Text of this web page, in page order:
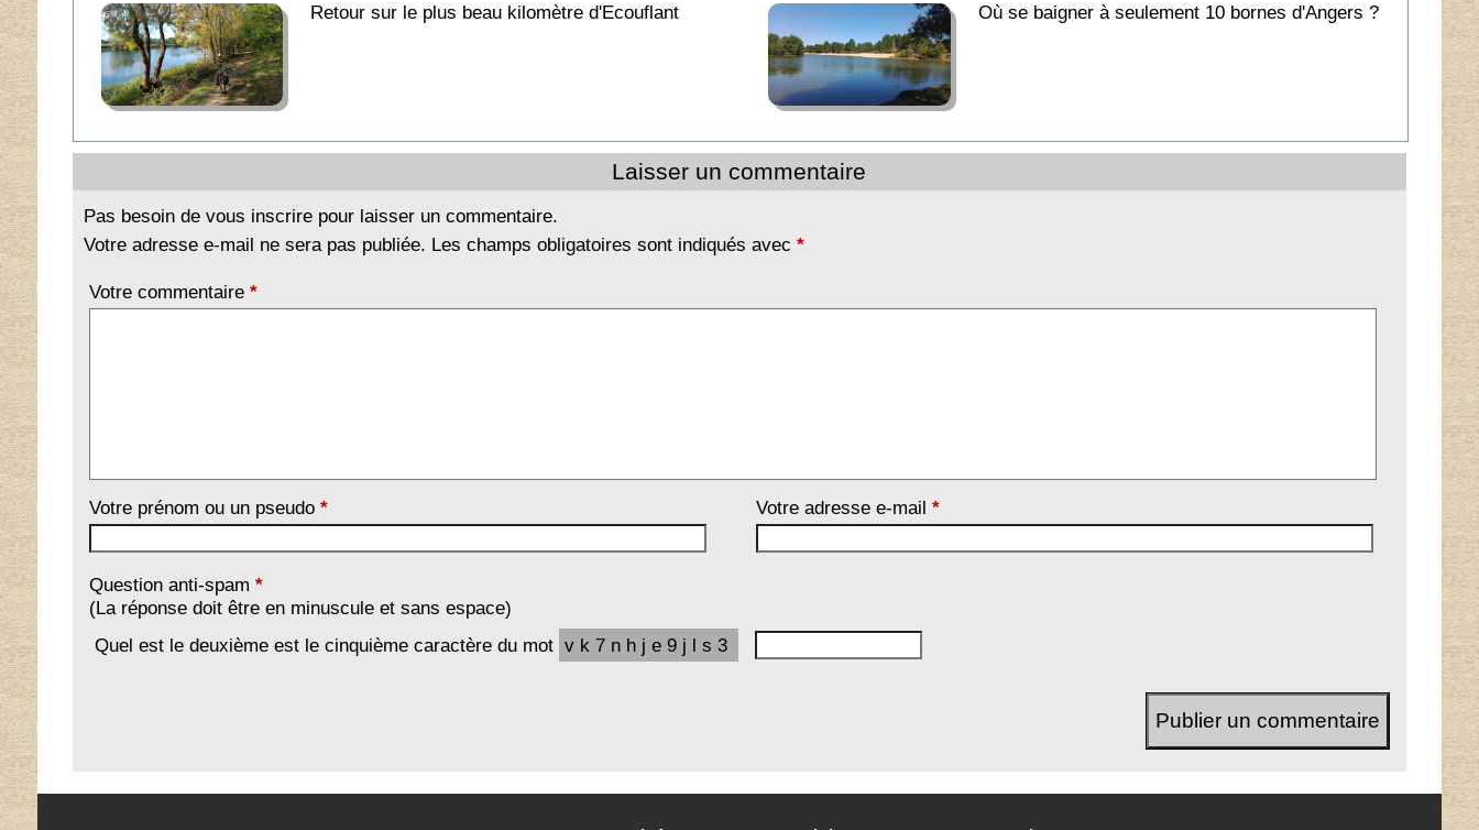
Retour sur le plus beau kilomètre d'Ecouflant Où se baigner à seulement 10 bornes d'Angers ?
Laisser un commentaire
Pas besoin de vous inscrire pour laisser un commentaire.
Votre adresse e-mail ne sera pas publiée. Les champs obligatoires sont indiqués avec *
Votre commentaire *
Votre prénom ou un pseudo * Votre adresse e-mail *
Question anti-spam *
(La réponse doit être en minuscule et sans espace)
Quel est le deuxième est le cinquième caractère du mot vk7nhje9jls3